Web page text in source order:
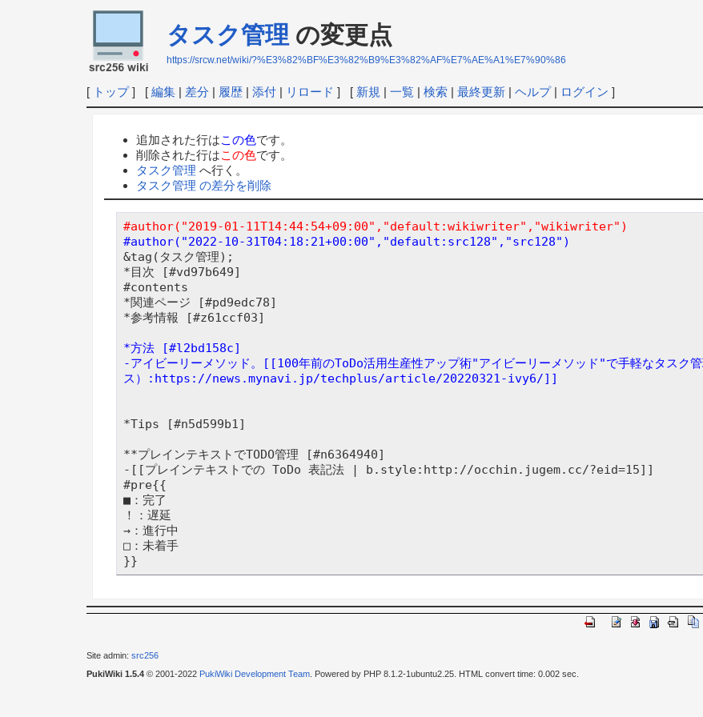
タスク管理 の変更点
https://srcw.net/wiki/?%E3%82%BF%E3%82%B9%E3%82%AF%E7%AE%A1%E7%90%86
[ トップ] [ 編集| 差分 | 履歴| 添付| リロード ] [ 新規 | 一覧| 検索| 最終更新| ヘルプ| ログイン ]
追加された行はこの色です。
削除された行はこの色です。
タスク管理 へ行く。
タスク管理 の差分を削除
#author("2019-01-11T14:44:54+09:00","default:wikiwriter","wikiwriter")
#author("2022-10-31T04:18:21+00:00","default:src128","src128")
&tag(タスク管理);
*目次 [#vd97b649]
#contents
*関連ページ [#pd9edc78]
*参考情報 [#z61ccf03]
*方法 [#l2bd158c]
-アイビーリーメソッド。[[100年前のToDo活用生産性アップ術"アイビーリーメソッド"で手軽なタスク
ス）:https://news.mynavi.jp/techplus/article/20220321-ivy6/]]
*Tips [#n5d599b1]
**プレインテキストでTODO管理 [#n6364940]
-[[プレインテキストでの ToDo 表記法 | b.style:http://occhin.jugem.cc/?eid=15]]
#pre{{
■：完了
！：遅延
→：進行中
□：未着手
Site admin: src256
PukiWiki 1.5.4© 2001-2022 PukiWiki Development Team. Powered by PHP 8.1.2-1ubuntu2.25. HTML convert time: 0.002 sec.